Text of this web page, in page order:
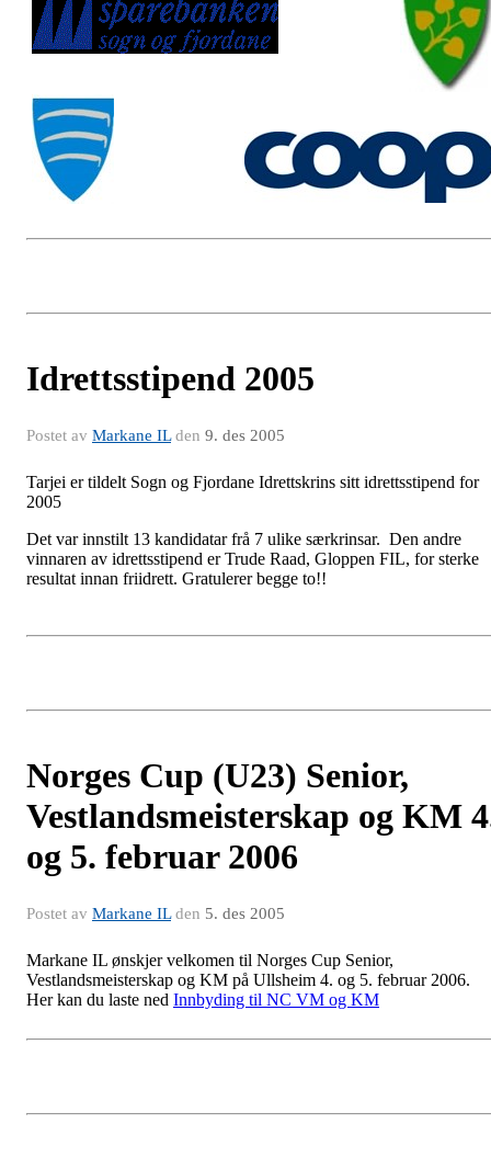
Idrettsstipend 2005
Postet av Markane ILden 9. des 2005
Tarjei er tildelt Sogn og Fjordane Idrettskrins sitt idrettsstipend for
2005
Det var innstilt 13 kandidatar frå 7 ulike særkrinsar. Den andre
vinnaren av idrettsstipend er Trude Raad, Gloppen FIL, for sterke
resultat innan friidrett. Gratulerer begge to!!
Norges Cup (U23) Senior,
Vestlandsmeisterskap og KM
og 5. februar 2006
Postet av Markane ILden 5. des 2005
Markane IL ønskjer velkomen til Norges Cup Senior,
Vestlandsmeisterskap og KM på Ullsheim 4. og 5. februar 2006.
Her kan du laste ned Innbyding til NC VM og KM